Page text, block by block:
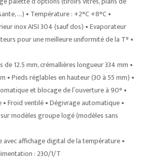
…) • Température : +2°C +8°C •
inox AISI 304 (sauf dos) • Evaporateur
pour une meilleure uniformité de la T° •
de 12.5 mm, crémallières longueur 334 mm •
• Pieds réglables en hauteur (30 à 55 mm) •
et blocage de l’ouverture à 90° •
Froid ventilé • Dégivrage automatique •
modèles groupe logé (modèles sans
affichage digital de la température •
: 230/1/T